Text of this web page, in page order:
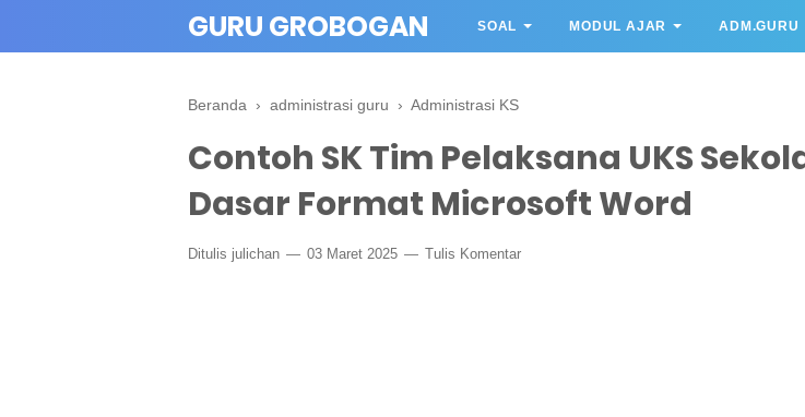
GURU GROBOGAN SOAL MODUL AJAR ADM.GURU
Beranda › administrasi guru › Administrasi KS
Contoh SK Tim Pelaksana UKS
Dasar Format Microsoft Word
Ditulis julichan 03 Maret 2025 Tulis Komentar